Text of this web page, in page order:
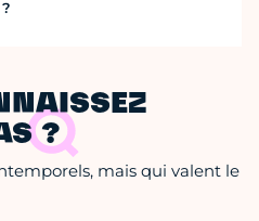
?
mais qui valent le